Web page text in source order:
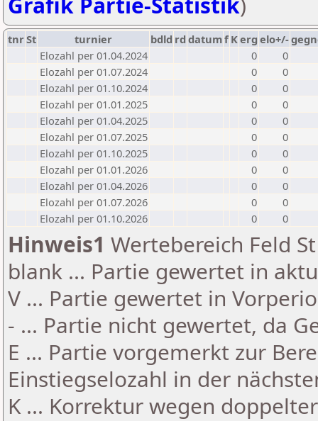
tnrSt turnier bdld rd datumf Kerg elo+/-
Elozahl per 01.04.2024
0
0
Elozahl per 01.07.2024
0
0
Elozahl per 01.10.2024
0
0
Elozahl per 01.01.2025
0
0
Elozahl per 01.04.2025
0
0
Elozahl per 01.07.2025
0
0
Elozahl per 01.10.2025
0
0
Elozahl per 01.01.2026
0
0
Elozahl per 01.04.2026
0
0
Elozahl per 01.07.2026
0
0
Elozahl per 01.10.2026
0 0
Hinweis1 Wertebereich Feld
blank ... Partie gewertet in
V ... Partie gewertet in
- ... Partie nicht gewertet, da
E ... Partie vorgemerkt zur
Einstiegselozahl in der
K ... Korrektur wegen